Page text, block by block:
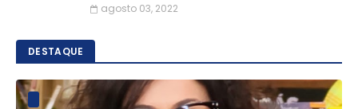
agosto 03, 2022
DESTAQUE